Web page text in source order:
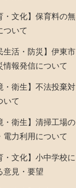
・文化】保育料の無
ついて
生活・防災】伊東市
情報発信について
・衛生】不法投棄対
いて
・衛生】清掃工場の
電力利用について
・文化】小中学校に
意見・要望